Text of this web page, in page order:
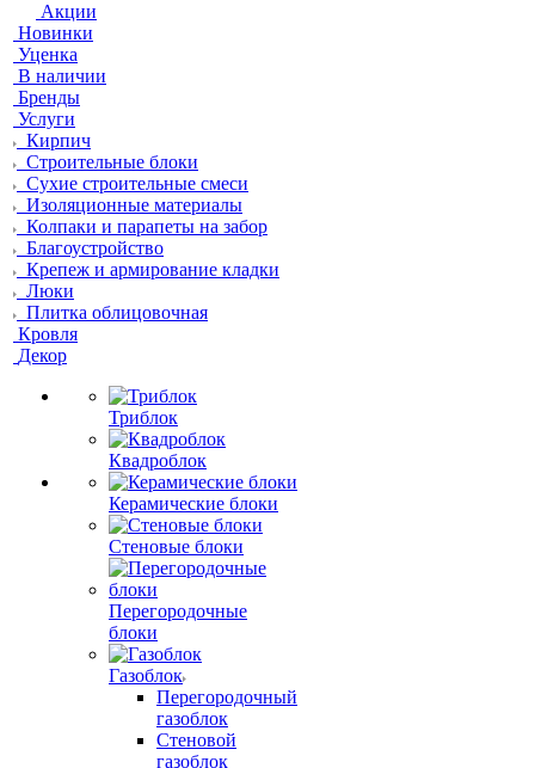
Акции
Новинки
Уценка
В наличии
Бренды
Услуги
Кирпич
Строительные блоки
Сухие строительные смеси
Изоляционные материалы
Колпаки и парапеты на забор
Благоустройство
Крепеж и армирование кладки
Люки
Плитка облицовочная
Кровля
Декор
Триблок
Квадроблок
Керамические блоки
Стеновые блоки
Перегородочные
блоки
Газоблок
Перегородочный
газоблок
Стеновой
газоблок